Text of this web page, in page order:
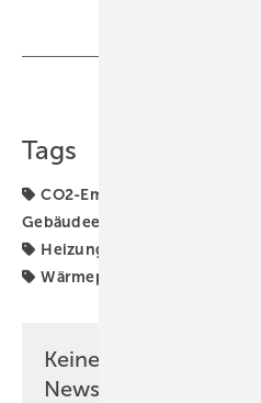
Tags
CO2-Emissionen
Gebäudeenergiegesetz
Heizungssanierung
Wärmepumpe
Keine Zeit? Kein
Newsletter!